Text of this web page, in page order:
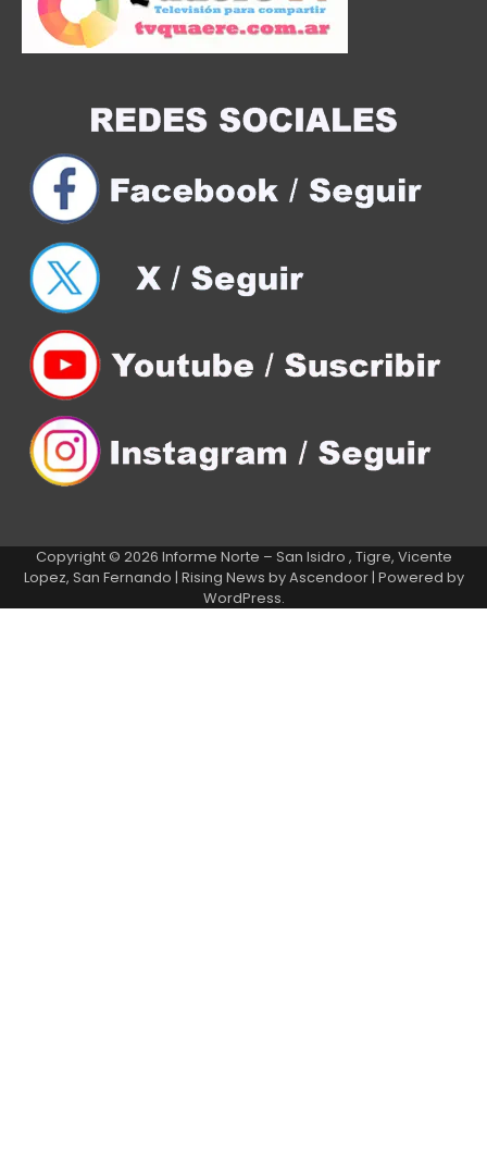
Copyright © 2026 Informe Norte – San Isidro , Tigre, Vicente
Lopez, San Fernando | Rising News byAscendoor| Powered by
WordPress.